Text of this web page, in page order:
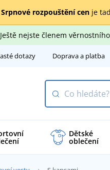
Srpnové rozpouštění cenje
Ještě nejste členem
dotazy Doprava a platba
Dětské
oblečení